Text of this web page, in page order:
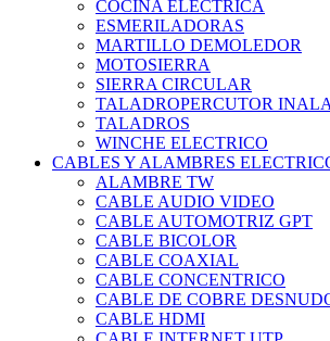
COCINA ELECTRICA
ESMERILADORAS
MARTILLO DEMOLEDOR
MOTOSIERRA
SIERRA CIRCULAR
TALADROPERCUTOR
TALADROS
WINCHE ELECTRICO
CABLES Y ALAMBRES
ALAMBRE TW
CABLE AUDIO VIDEO
CABLE AUTOMOTRIZ GPT
CABLE BICOLOR
CABLE COAXIAL
CABLE CONCENTRICO
CABLE DE COBRE
CABLE HDMI